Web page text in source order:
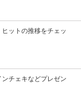
ットの推移をチェッ
チェキなどプレゼン